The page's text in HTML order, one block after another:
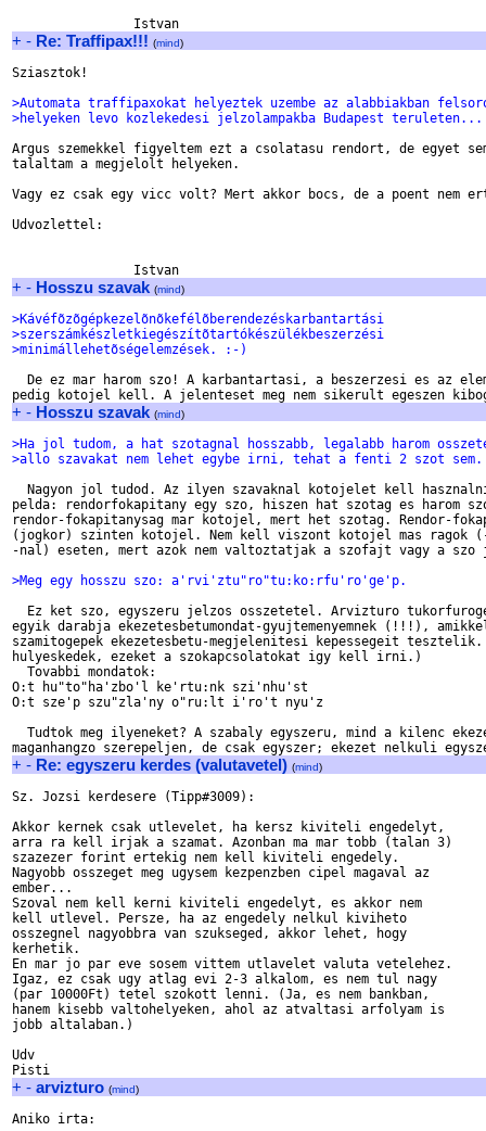
+ - Re: Traffipax!!! (mind)
Sziasztok!
>Automata traffipaxokat helyeztek uzembe az alabbiakban
>helyeken levo kozlekedesi jelzolampakba Budapest teruleten...
Argus szemekkel figyeltem ezt a csolatasu rendort, de egyet
talaltam a megjelolt helyeken.
Vagy ez csak egy vicc volt? Mert akkor bocs, de a poent nem
Udvozlettel:
+ - Hosszu szavak (mind)
>Kávéfõzõgépkezelõnõkefélõberendezéskarbantartási
>szerszámkészletkiegészítõtartókészülékbeszerzési
>minimállehetõségelemzések. :-)
De ez mar harom szo! A karbantartasi, a beszerzesi es az
+ - Hosszu szavak (mind)
>Ha jol tudom, a hat szotagnal hosszabb, legalabb harom
>allo szavakat nem lehet egybe irni, tehat a fenti 2 szot sem.
Nagyon jol tudod. Az ilyen szavaknal kotojelet kell
pelda: rendorfokapitany egy szo, hiszen hat szotag es harom
rendor-fokapitanysag mar kotojel, mert het szotag. Rendor-
(jogkor) szinten kotojel. Nem kell viszont kotojel mas ragok
-nal) eseten, mert azok nem valtoztatjak a szofajt vagy a szo
>Meg egy hosszu szo: a'rvi'ztu"ro"tu:ko:rfu'ro'ge'p.
Ez ket szo, egyszeru jelzos osszetetel. Arvizturo
egyik darabja ekezetesbetumondat-gyujtemenyemnek (!!!),
szamitogepek ekezetesbetu-megjelenitesi kepessegeit tesztelik.
hulyeskedek, ezeket a szokapcsolatokat igy kell irni.)
  Tovabbi mondatok:
O:t hu"to"ha'zbo'l ke'rtu:nk szi'nhu'st
O:t sze'p szu"zla'ny o"ru:lt i'ro't nyu'z
Tudtok meg ilyeneket? A szabaly egyszeru, mind a kilenc
+ - Re: egyszeru kerdes (valutavetel) (mind)
Sz. Jozsi kerdesere (Tipp#3009):
Akkor kernek csak utlevelet, ha kersz kiviteli engedelyt,
arra ra kell irjak a szamat. Azonban ma mar tobb (talan 3)
szazezer forint ertekig nem kell kiviteli engedely.
Nagyobb osszeget meg ugysem kezpenzben cipel magaval az
ember...
Szoval nem kell kerni kiviteli engedelyt, es akkor nem
kell utlevel. Persze, ha az engedely nelkul kiviheto
osszegnel nagyobbra van szukseged, akkor lehet, hogy
kerhetik.
En mar jo par eve sosem vittem utlavelet valuta vetelehez.
Igaz, ez csak ugy atlag evi 2-3 alkalom, es nem tul nagy
(par 10000Ft) tetel szokott lenni. (Ja, es nem bankban,
hanem kisebb valtohelyeken, ahol az atvaltasi arfolyam is
jobb altalaban.)
Udv
+ - arvizturo (mind)
Aniko irta: